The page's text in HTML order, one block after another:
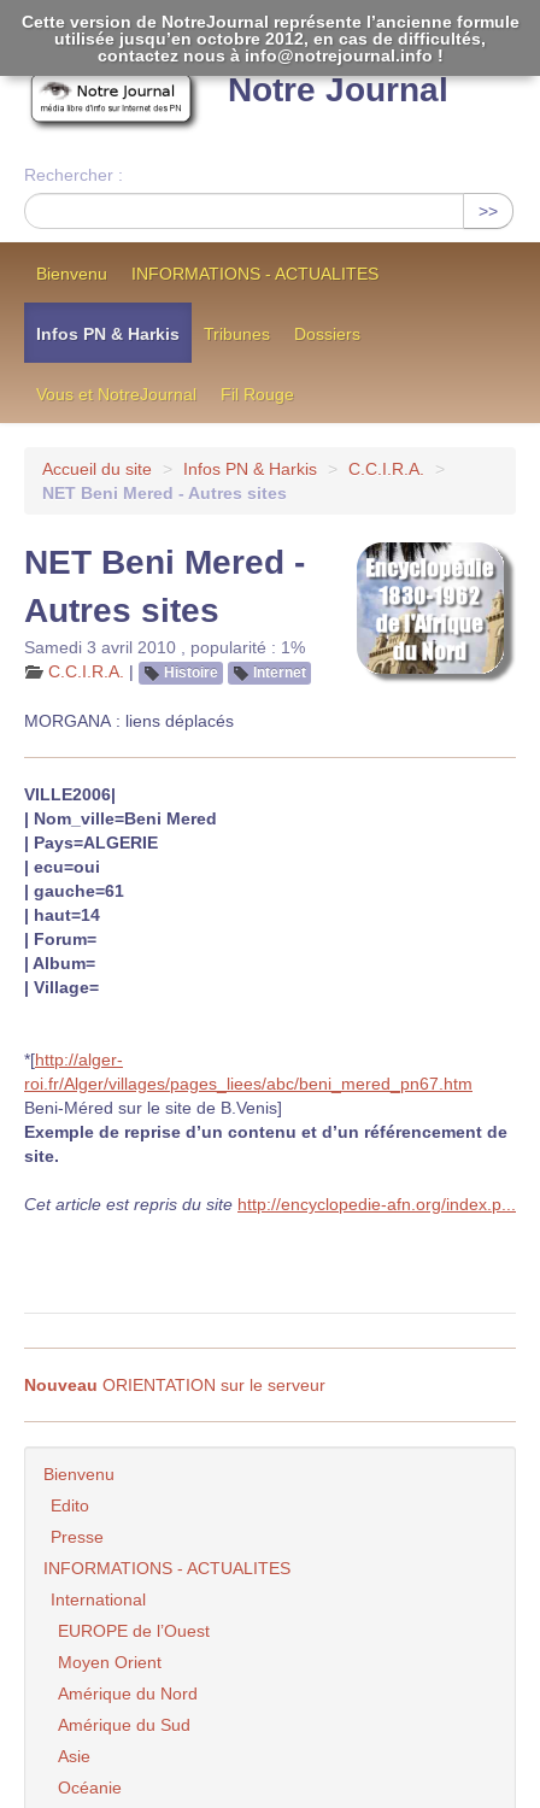
Notre Journal
Rechercher :
>>
Bienvenu INFORMATIONS - ACTUALITES
Infos PN & Harkis Tribunes Dossiers
Vous et NotreJournal Fil Rouge
Accueil du site > Infos PN & Harkis > C.C.I.R.A.
>
NET Beni Mered - Autres sites
NET Beni Mered -
Autres sites
Samedi 3 avril 2010
popularité : 1%
C.C.I.R.A. | Histoire Internet
MORGANA : liens déplacés
VILLE2006|
| Nom_ville=Beni Mered
| Pays=ALGERIE
| ecu=oui
| gauche=61
| haut=14
| Forum=
| Album=
| Village=
*[http://alger-
roi.fr/Alger/villages/pages_liees/abc/beni_mered_pn67.htm
Beni-Méred sur le site de B.Venis]
Exemple de reprise d’un contenu et d’un référencement de
site.
Cet article est repris du site http://encyclopedie-afn.org/index.p...
Nouveau ORIENTATION sur le serveur
Bienvenu
Edito
Presse
INFORMATIONS - ACTUALITES
International
EUROPE de l’Ouest
Moyen Orient
Amérique du Nord
Amérique du Sud
Asie
Océanie
Cette version de NotreJournal représente l’ancienne formule
utilisée jusqu’en octobre 2012, en cas de difficultés,
contactez nous à info@notrejournal.info !